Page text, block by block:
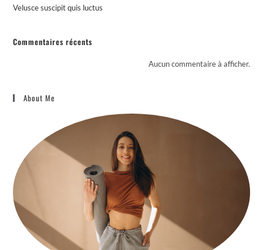
Velusce suscipit quis luctus
Commentaires récents
Aucun commentaire à afficher.
About Me